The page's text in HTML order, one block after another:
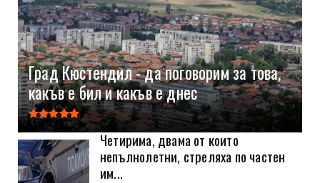
Град Кюстендил - да поговорим за това,
какъв е бил и какъв е днес
Четирима, двама от които
непълнолетни, стреляха по частен
им...